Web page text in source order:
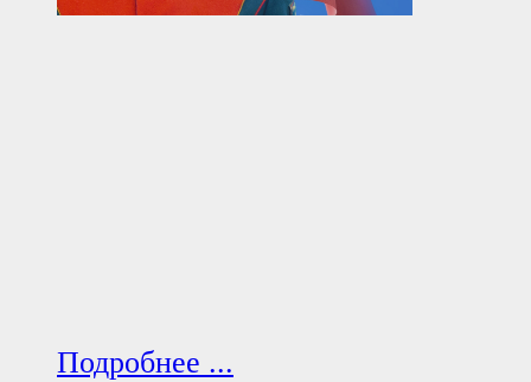
Подробнее ...